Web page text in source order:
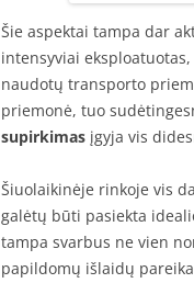
Šie aspektai tampa dar
intensyviai
naudotų transporto
priemonė, tuo
supirkimas įgyja vis
Šiuolaikinėje rinkoje vis
galėtų būti pasiekta
tampa svarbus ne vien
papildomų išlaidų